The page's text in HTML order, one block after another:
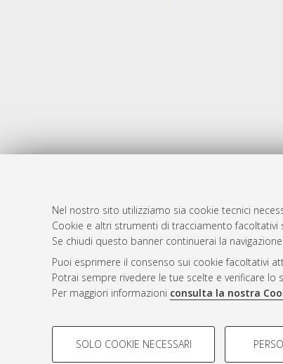
Nel nostro sito utilizziamo sia cookie tecnici
Cookie e altri strumenti di tracciamento
Se chiudi questo banner continuerai la
Puoi esprimere il consenso sui cookie facoltativi
Potrai sempre rivedere le tue scelte e verificare
Per maggiori informazioni consulta la nostra
COOKIE DI PROFILAZIONE -
SOLO COOKIE NECESSARI
Atom
Rss 1.0
Rss 2.0